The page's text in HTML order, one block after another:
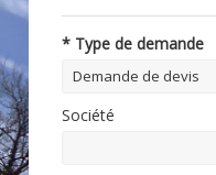
* Type de demande
Société